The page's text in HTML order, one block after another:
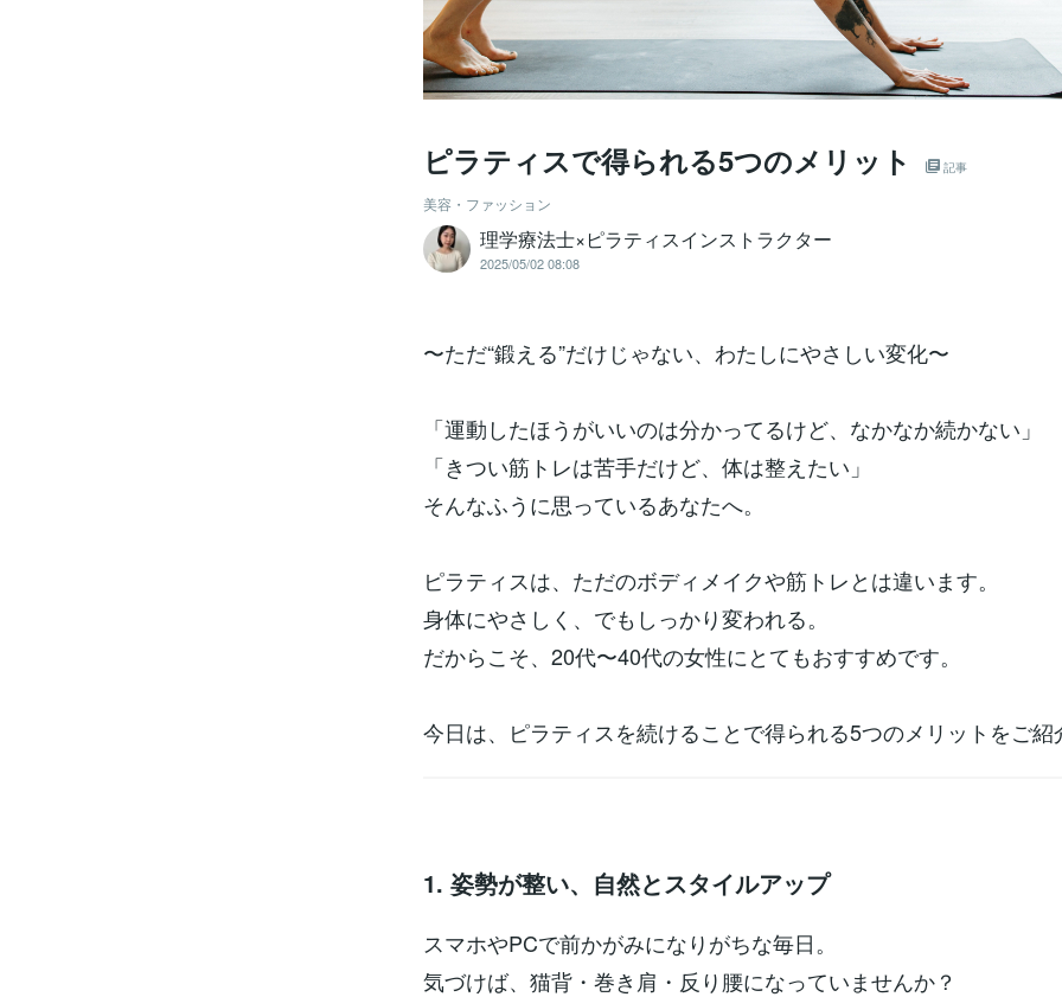
ピラティスで得られる5つのメリット 記事
美容・ファッション
理学療法士×ピラティスインストラクター
2025/05/02 08:08
〜ただ“鍛える”だけじゃない、わたしにやさしい変化〜
「運動したほうがいいのは分かってるけど、なかなか続かない」
「きつい筋トレは苦手だけど、体は整えたい」
そんなふうに思っているあなたへ。
ピラティスは、ただのボディメイクや筋トレとは違います。
身体にやさしく、でもしっかり変われる。
だからこそ、20代〜40代の女性にとてもおすすめです。
今日は、ピラティスを続けることで得られる5つのメリットをご紹
1. 姿勢が整い、自然とスタイルアップ
スマホやPCで前かがみになりがちな毎日。
気づけば、猫背・巻き肩・反り腰になっていませんか？